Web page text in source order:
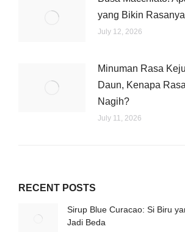
yang Bikin
July 12, 2026
Minuman Rasa
Daun, Kenapa
Nagih?
July 11, 2026
RECENT POSTS
Sirup Blue Curacao: Si Biru
Jadi Beda